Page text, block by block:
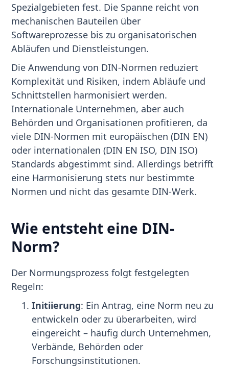
Spezialgebieten fest. Die Spanne reicht von
mechanischen Bauteilen über
Softwareprozesse bis zu organisatorischen
Abläufen und Dienstleistungen.
Die Anwendung von DIN-Normen reduziert
Komplexität und Risiken, indem Abläufe und
Schnittstellen harmonisiert werden.
Internationale Unternehmen, aber auch
Behörden und Organisationen profitieren, da
viele DIN-Normen mit europäischen (DIN EN)
oder internationalen (DIN EN ISO, DIN ISO)
Standards abgestimmt sind. Allerdings betrifft
eine Harmonisierung stets nur bestimmte
Normen und nicht das gesamte DIN-Werk.
Wie entsteht eine DIN-
Norm?
Der Normungsprozess folgt festgelegten
Regeln:
Initiierung: Ein Antrag, eine Norm neu zu
entwickeln oder zu überarbeiten, wird
eingereicht – häufig durch Unternehmen,
Verbände, Behörden oder
Forschungsinstitutionen.